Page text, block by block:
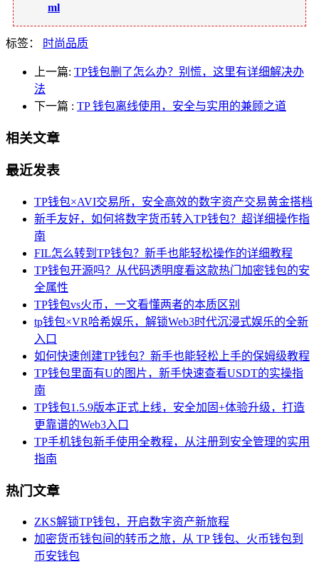
ml
标签： 时尚品质
上一篇: TP钱包删了怎么办？别慌，这里有详细解决办
法
下一篇 : TP 钱包离线使用，安全与实用的兼顾之道
相关文章
最近发表
TP钱包×AVI交易所，安全高效的数字资产交易黄金搭档
新手友好，如何将数字货币转入TP钱包？超详细操作指
南
FIL怎么转到TP钱包？新手也能轻松操作的详细教程
TP钱包开源吗？从代码透明度看这款热门加密钱包的安
全属性
TP钱包vs火币，一文看懂两者的本质区别
tp钱包×VR哈希娱乐，解锁Web3时代沉浸式娱乐的全新
入口
如何快速创建TP钱包？新手也能轻松上手的保姆级教程
TP钱包里面有U的图片，新手快速查看USDT的实操指
南
TP钱包1.5.9版本正式上线，安全加固+体验升级，打造
更靠谱的Web3入口
TP手机钱包新手使用全教程，从注册到安全管理的实用
指南
热门文章
ZKS解锁TP钱包，开启数字资产新旅程
加密货币钱包间的转币之旅，从 TP 钱包、火币钱包到
币安钱包